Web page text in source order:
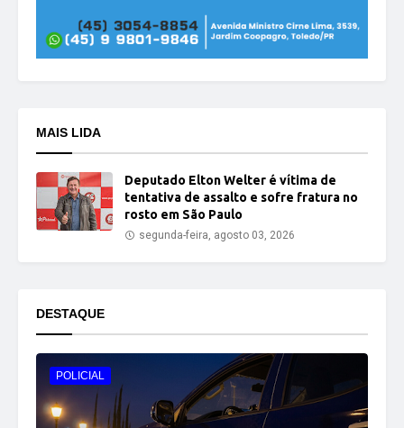
MAIS LIDA
Deputado Elton Welter é vítima de
tentativa de assalto e sofre fratura no
rosto em São Paulo
segunda-feira, agosto 03, 2026
DESTAQUE
POLICIAL